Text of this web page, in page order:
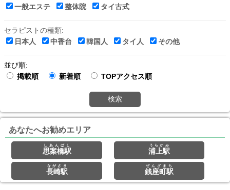
一般エステ
整体院 タイ古式
セラピストの種類:
日本人
中香台 韓国人 タイ人 その他
並び順:
掲載順
新着順 TOPアクセス順
検索
あなたへお勧めエリア
思案橋駅
しあんばし
浦上駅
うらかみ
長崎駅
ながさき
銭座町駅
ぜんざまち